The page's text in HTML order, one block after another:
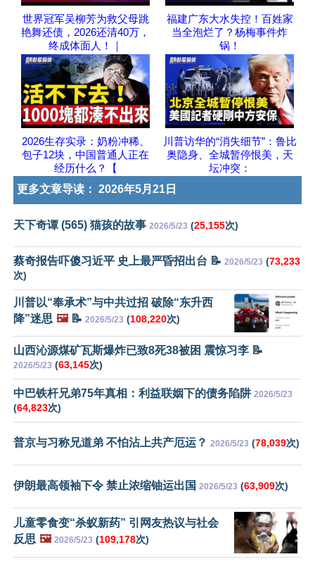
世界冠军吴柳芳为救父母跳
艳舞还债，2026还清40万，
终成体面人！｜
福建广东大水失控！百姓家
当全泡烂了？杨梅事件炸
锅！
2026生存实录：奶粉冲稀、
包子12块，中国普通人正在
经历什么？【
川普访华的“消失细节”：鲁比
奥隐身、全城暂停恨美，天
坛冲突：
更多文章导读： 2026年5月21日
天下奇谭 (565) 猫孩的故事 2026/5/23 (25,155次)
蔡奇报告吓傻习近平 史上最严昏招出台 📝 2026/5/23 (73,233
次)
川普以“奉承术”与中共过招 破除“东升西
降”迷思 🖼️📝 2026/5/23 (108,220次)
山西沁源煤矿瓦斯爆炸已致8死38被困 震惊习李 📝
2026/5/23 (63,145次)
中巴铁杆兄弟75年真相：利益联姻下的债务陷阱 2026/5/23
(64,823次)
普京与习称兄道弟 不怕沾上共产厄运？ 2026/5/23 (78,039次)
伊朗最高领袖下令 禁止浓缩铀运出国 2026/5/23 (63,909次)
儿童零食变“杀蚁新药” 引网友热议与社会
反思 🖼️ 2026/5/23 (109,178次)